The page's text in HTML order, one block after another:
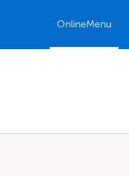
OnlineMenu